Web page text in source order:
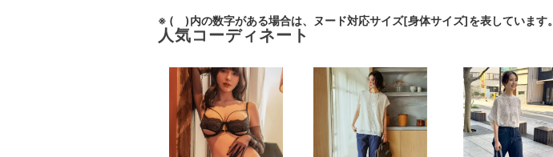
※ ( )内の数字がある場合は、ヌード対応サイズ[身体サイズ]を表しています。
人気コーディネート